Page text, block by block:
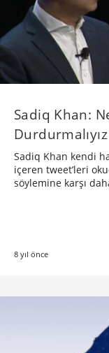
Sadiq Khan:
Sadiq Khan kendi
içeren tweet’leri
söylemine karşı
8 yıl önce